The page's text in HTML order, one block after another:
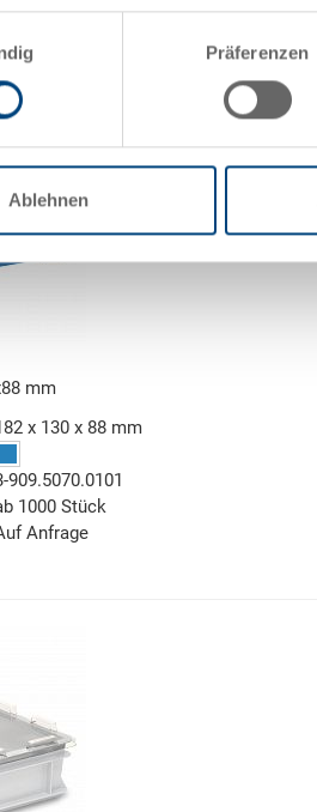
Präferenzen
Ablehnen
mm
x 130 x 88 mm
909.5070.0101
1000 Stück
Anfrage